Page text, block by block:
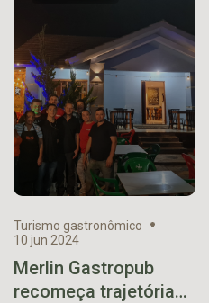
Turismo gastronômico
10 jun 2024
Merlin Gastropub
recomeça trajetória